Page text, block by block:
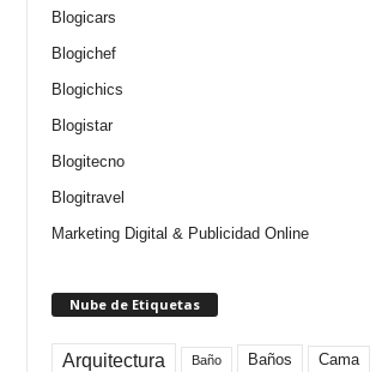
Blogicars
Blogichef
Blogichics
Blogistar
Blogitecno
Blogitravel
Marketing Digital & Publicidad Online
Nube de Etiquetas
Arquitectura Baño Baños Cama